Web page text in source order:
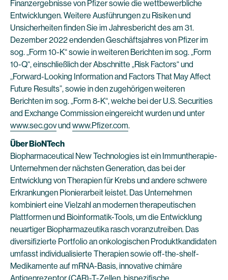
Finanzergebnisse von Pfizer sowie die wettbewerbliche
Entwicklungen. Weitere Ausführungen zu Risiken und
Unsicherheiten finden Sie im Jahresbericht des am 31.
Dezember 2022 endenden Geschäftsjahres von Pfizer im
sog. „Form 10-K“ sowie in weiteren Berichten im sog. „Form
10-Q“, einschließlich der Abschnitte „Risk Factors“ und
„Forward-Looking Information and Factors That May Affect
Future Results”, sowie in den zugehörigen weiteren
Berichten im sog. „Form 8-K“, welche bei der U.S. Securities
and Exchange Commission eingereicht wurden und unter
www.sec.govund www.Pfizer.com.
Über BioNTech
Biopharmaceutical New Technologies ist ein Immuntherapie-
Unternehmen der nächsten Generation, das bei der
Entwicklung von Therapien für Krebs und andere schwere
Erkrankungen Pionierarbeit leistet. Das Unternehmen
kombiniert eine Vielzahl an modernen therapeutischen
Plattformen und Bioinformatik-Tools, um die Entwicklung
neuartiger Biopharmazeutika rasch voranzutreiben. Das
diversifizierte Portfolio an onkologischen Produktkandidaten
umfasst individualisierte Therapien sowie off-the-shelf-
Medikamente auf mRNA-Basis, innovative chimäre